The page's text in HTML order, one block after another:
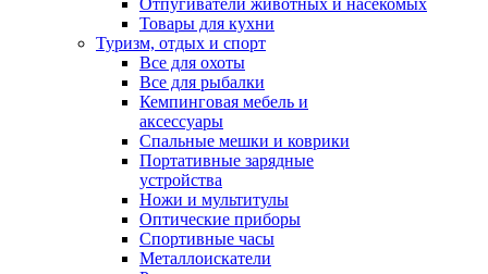
Отпугиватели животных и насекомых
Товары для кухни
Туризм, отдых и спорт
Все для охоты
Все для рыбалки
Кемпинговая мебель и
аксессуары
Спальные мешки и коврики
Портативные зарядные
устройства
Ножи и мультитулы
Оптические приборы
Спортивные часы
Металлоискатели